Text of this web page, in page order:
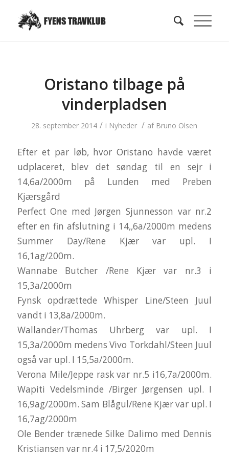
Oristano tilbage på
vinderpladsen
28. september 2014 / i Nyheder / af Bruno Olsen
Efter et par løb, hvor Oristano havde været
udplaceret, blev det søndag til en sejr i
14,6a/2000m på Lunden med Preben
Kjærsgård
Perfect One med Jørgen Sjunnesson var nr.2
efter en fin afslutning i 14,,6a/2000m medens
Summer Day/Rene Kjær var upl. I
16,1ag/200m.
Wannabe Butcher /Rene Kjær var nr.3 i
15,3a/2000m
Fynsk opdrættede Whisper Line/Steen Juul
vandt i 13,8a/2000m.
Wallander/Thomas Uhrberg var upl. I
15,3a/2000m medens Vivo Torkdahl/Steen Juul
også var upl. I 15,5a/2000m.
Verona Mile/Jeppe rask var nr.5 i16,7a/2000m.
Wapiti Vedelsminde /Birger Jørgensen upl. I
16,9ag/2000m. Sam Blågul/Rene Kjær var upl. I
16,7ag/2000m
Ole Bender trænede Silke Dalimo med Dennis
Kristiansen var nr.4 i 17,5/2020m